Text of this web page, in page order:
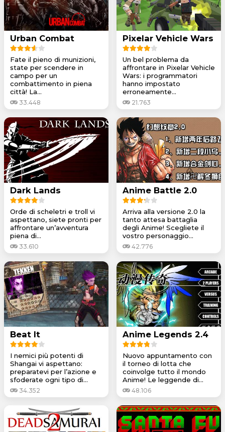
Urban Combat
Fate il pieno di munizioni,
state per scendere in
campo per un
combattimento in piena
città! La...
33.448
Pixelar Vehicle Wars
Un bel problema da
affrontare in Pixelar Vehicle
Wars: i programmatori
hanno impostato
erroneamente...
21.763
Dark Lands
Orde di scheletri e troll vi
aspettano, siete pronti per
affrontare un’avventura
piena di...
33.610
Anime Battle 2.0
Arriva alla versione 2.0 la
tanto attesa battaglia
degli Anime! Scegliete il
vostro personaggio...
42.776
Beat It
I nemici più potenti di
Shangai vi aspettano:
preparatevi per l’azione e
sfoderate ogni tipo di...
34.352
Anime Legends 2.4
Nuovo appuntamento con
il torneo di lotta che
coinvolge tutto il mondo
Anime! Le leggende di...
48.106